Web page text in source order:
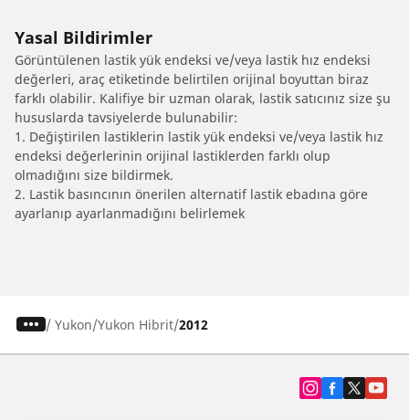
Yasal Bildirimler
Görüntülenen lastik yük endeksi ve/veya lastik hız endeksi
değerleri, araç etiketinde belirtilen orijinal boyuttan biraz
farklı olabilir. Kalifiye bir uzman olarak, lastik satıcınız size şu
hususlarda tavsiyelerde bulunabilir:
1. Değiştirilen lastiklerin lastik yük endeksi ve/veya lastik hız
endeksi değerlerinin orijinal lastiklerden farklı olup
olmadığını size bildirmek.
2. Lastik basıncının önerilen alternatif lastik ebadına göre
ayarlanıp ayarlanmadığını belirlemek
/ Yukon Yukon Hibrit 2012